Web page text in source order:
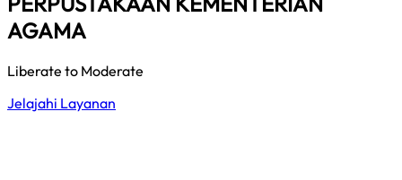
AGAMA
Liberate to Moderate
Jelajahi Layanan